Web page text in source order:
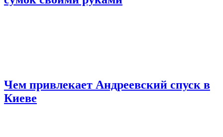
Чем привлекает Андреевский спуск в
Киеве